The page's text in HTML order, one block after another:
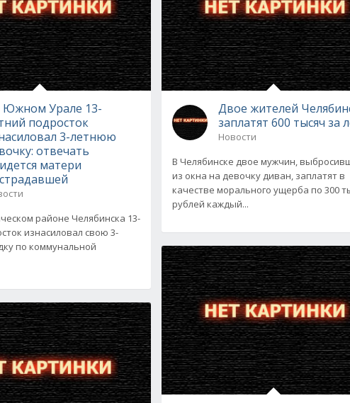
Южном Урале 13-
подросток
3-летнюю
отвечать
матери
районе Челябинска 13-
изнасиловал свою 3-
по коммунальной
Двое жителей
заплатят 600 тысяч за
Новости
В Челябинске двое мужчин,
из окна на девочку диван, заплатят в
качестве морального ущерба по 300
рублей каждый...